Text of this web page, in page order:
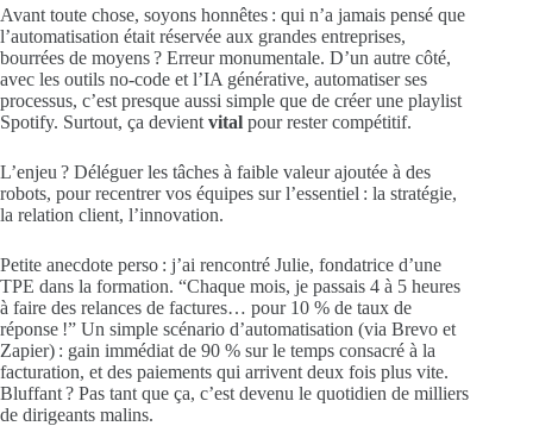
Avant toute chose, soyons honnêtes : qui n’a jamais pensé que
l’automatisation était réservée aux grandes entreprises,
bourrées de moyens ? Erreur monumentale. D’un autre côté,
avec les outils no-code et l’IA générative, automatiser ses
processus, c’est presque aussi simple que de créer une playlist
Spotify. Surtout, ça devient vital pour rester compétitif.
L’enjeu ? Déléguer les tâches à faible valeur ajoutée à des
robots, pour recentrer vos équipes sur l’essentiel : la stratégie,
la relation client, l’innovation.
Petite anecdote perso : j’ai rencontré Julie, fondatrice d’une
TPE dans la formation. “Chaque mois, je passais 4 à 5 heures
à faire des relances de factures… pour 10 % de taux de
réponse !” Un simple scénario d’automatisation (via Brevo et
Zapier) : gain immédiat de 90 % sur le temps consacré à la
facturation, et des paiements qui arrivent deux fois plus vite.
Bluffant ? Pas tant que ça, c’est devenu le quotidien de milliers
de dirigeants malins.